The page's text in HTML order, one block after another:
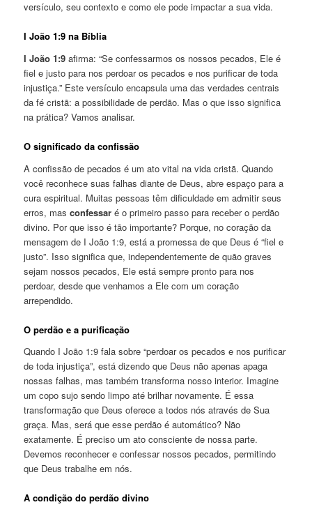
versículo, seu contexto e como ele pode impactar a sua vida.
I João 1:9 na Bíblia
I João 1:9 afirma: “Se confessarmos os nossos pecados, Ele é
fiel e justo para nos perdoar os pecados e nos purificar de toda
injustiça.” Este versículo encapsula uma das verdades centrais
da fé cristã: a possibilidade de perdão. Mas o que isso significa
na prática? Vamos analisar.
O significado da confissão
A confissão de pecados é um ato vital na vida cristã. Quando
você reconhece suas falhas diante de Deus, abre espaço para a
cura espiritual. Muitas pessoas têm dificuldade em admitir seus
erros, masconfessar é o primeiro passo para receber o perdão
divino. Por que isso é tão importante? Porque, no coração da
mensagem de I João 1:9, está a promessa de que Deus é “fiel e
justo”. Isso significa que, independentemente de quão graves
sejam nossos pecados, Ele está sempre pronto para nos
perdoar, desde que venhamos a Ele com um coração
arrependido.
O perdão e a purificação
Quando I João 1:9 fala sobre “perdoar os pecados e nos purificar
de toda injustiça”, está dizendo que Deus não apenas apaga
nossas falhas, mas também transforma nosso interior. Imagine
um copo sujo sendo limpo até brilhar novamente. É essa
transformação que Deus oferece a todos nós através de Sua
graça. Mas, será que esse perdão é automático? Não
exatamente. É preciso um ato consciente de nossa parte.
Devemos reconhecer e confessar nossos pecados, permitindo
que Deus trabalhe em nós.
A condição do perdão divino